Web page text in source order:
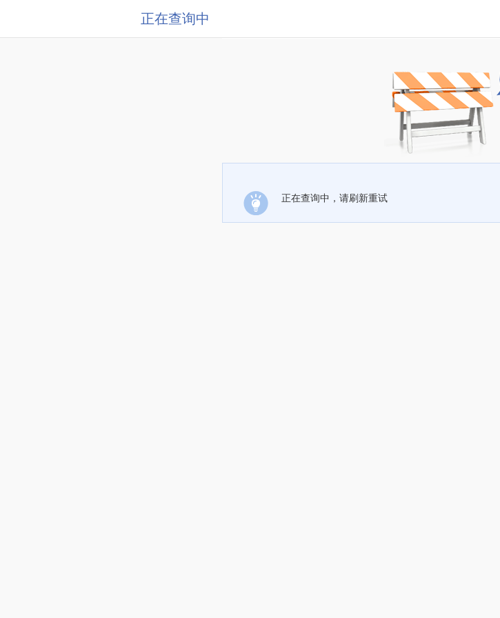
正在查询中
正在查询中，请刷新重试